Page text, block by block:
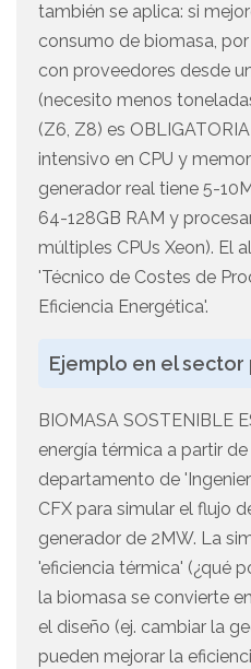
también se aplica: si
consumo de biomasa,
con proveedores desde
(necesito menos
(Z6, Z8) es
intensivo en CPU y
generador real tiene 5-
64-128GB RAM y
múltiples CPUs Xeon). El
'Técnico de Costes de
Eficiencia Energética'.
Ejemplo en el
BIOMASA SOSTENIBLE
energía térmica a partir
departamento de
CFX para simular el flujo
generador de 2MW. La
'eficiencia térmica' (¿qué
la biomasa se convierte
el diseño (ej. cambiar la
pueden mejorar la